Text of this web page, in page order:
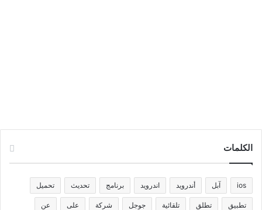
الكلمات
ios آبل أندرويد اندرويد برنامج تحديث تحميل
تطبيق تطلق تلقائية جوجل شركة على عن